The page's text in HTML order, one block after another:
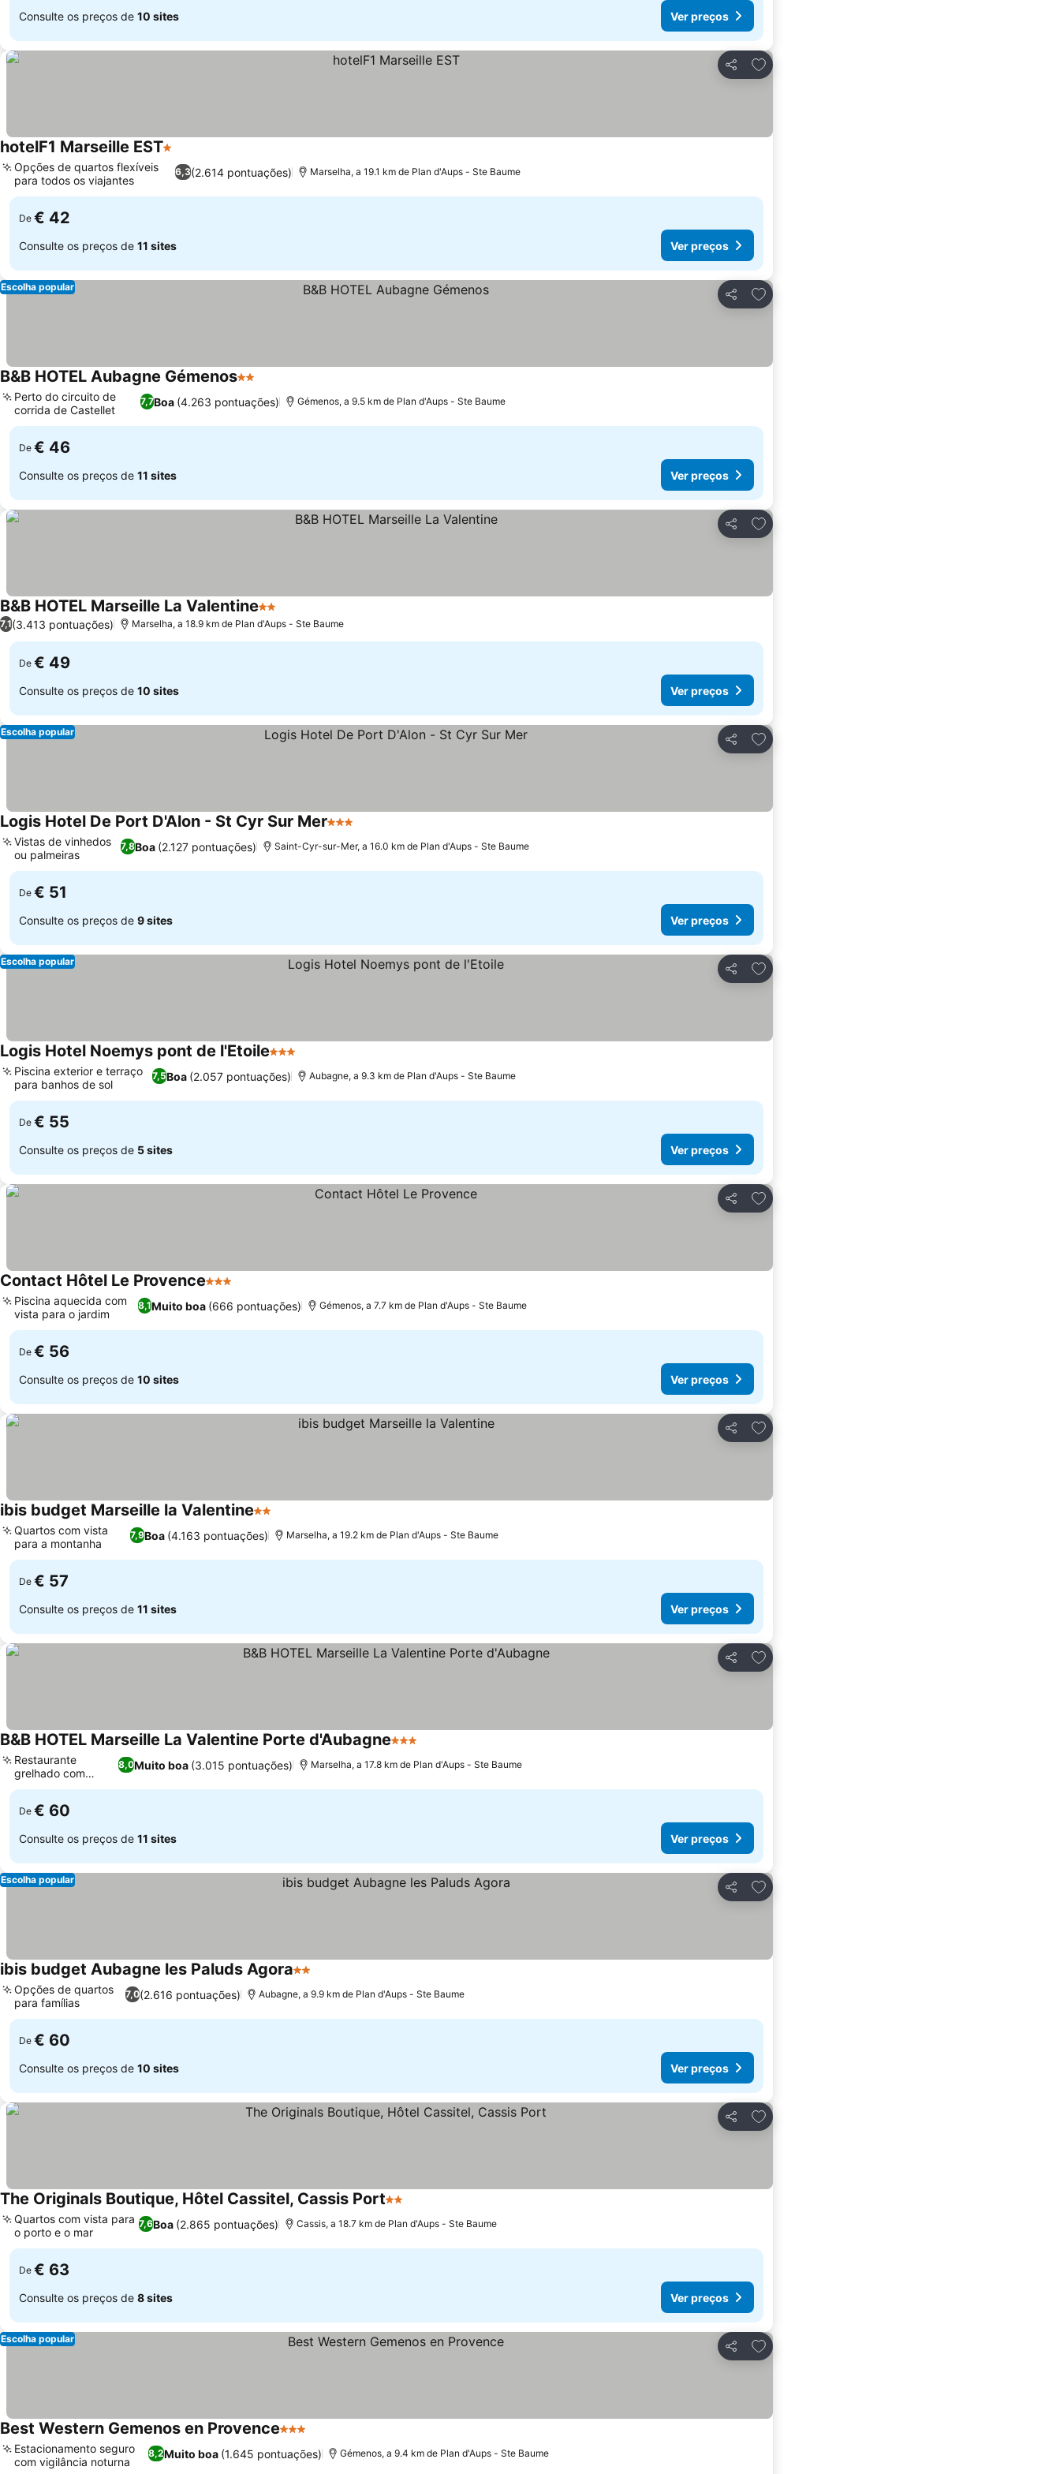
Consulte os preços de 10 sites Ver preços
Partilhar
Adicionar aos favoritos
hotelF1 Marseille EST1 Estrelas
6,3(2.614 pontuações)
Opções de quartos flexíveis
para todos os viajantes
Marselha, a 19.1 km de Plan d'Aups - Ste Baume
De € 42
Consulte os preços de 11 sites Ver preços
Partilhar
Adicionar aos favoritos
Escolha popular
B&B HOTEL Aubagne Gémenos2 Estrelas
7,7Boa (4.263 pontuações)
Perto do circuito de
corrida de Castellet
Gémenos, a 9.5 km de Plan d'Aups - Ste Baume
De € 46
Consulte os preços de 11 sites Ver preços
Partilhar
Adicionar aos favoritos
B&B HOTEL Marseille La Valentine2 Estrelas
7,1(3.413 pontuações) Marselha, a 18.9 km de Plan d'Aups - Ste Baume
De € 49
Consulte os preços de 10 sites Ver preços
Partilhar
Adicionar aos favoritos
Escolha popular
Logis Hotel De Port D'Alon - St Cyr Sur Mer3 Estrelas
7,8Boa (2.127 pontuações)
Vistas de vinhedos
ou palmeiras
Saint-Cyr-sur-Mer, a 16.0 km de Plan d'Aups - Ste Baume
De € 51
Consulte os preços de 9 sites Ver preços
Partilhar
Adicionar aos favoritos
Escolha popular
Logis Hotel Noemys pont de l'Etoile3 Estrelas
7,5Boa (2.057 pontuações)
Piscina exterior e terraço
para banhos de sol
Aubagne, a 9.3 km de Plan d'Aups - Ste Baume
De € 55
Consulte os preços de 5 sites Ver preços
Partilhar
Adicionar aos favoritos
Contact Hôtel Le Provence3 Estrelas
8,1Muito boa (666 pontuações)
Piscina aquecida com
vista para o jardim
Gémenos, a 7.7 km de Plan d'Aups - Ste Baume
De € 56
Consulte os preços de 10 sites Ver preços
Partilhar
Adicionar aos favoritos
ibis budget Marseille la Valentine2 Estrelas
7,9Boa (4.163 pontuações)
Quartos com vista
para a montanha
Marselha, a 19.2 km de Plan d'Aups - Ste Baume
De € 57
Consulte os preços de 11 sites Ver preços
Partilhar
Adicionar aos favoritos
B&B HOTEL Marseille La Valentine Porte d'Aubagne3 Estrelas
8,0Muito boa (3.015 pontuações)
Restaurante
grelhado com
terraço
Marselha, a 17.8 km de Plan d'Aups - Ste Baume
De € 60
Consulte os preços de 11 sites Ver preços
Partilhar
Adicionar aos favoritos
Escolha popular
ibis budget Aubagne les Paluds Agora2 Estrelas
7,0(2.616 pontuações)
Opções de quartos
para famílias
Aubagne, a 9.9 km de Plan d'Aups - Ste Baume
De € 60
Consulte os preços de 10 sites Ver preços
Partilhar
Adicionar aos favoritos
The Originals Boutique, Hôtel Cassitel, Cassis Port2 Estrelas
7,6Boa (2.865 pontuações)
Quartos com vista para
o porto e o mar
Cassis, a 18.7 km de Plan d'Aups - Ste Baume
De € 63
Consulte os preços de 8 sites Ver preços
Partilhar
Adicionar aos favoritos
Escolha popular
Best Western Gemenos en Provence3 Estrelas
8,2Muito boa (1.645 pontuações)
Estacionamento seguro
com vigilância noturna
Gémenos, a 9.4 km de Plan d'Aups - Ste Baume